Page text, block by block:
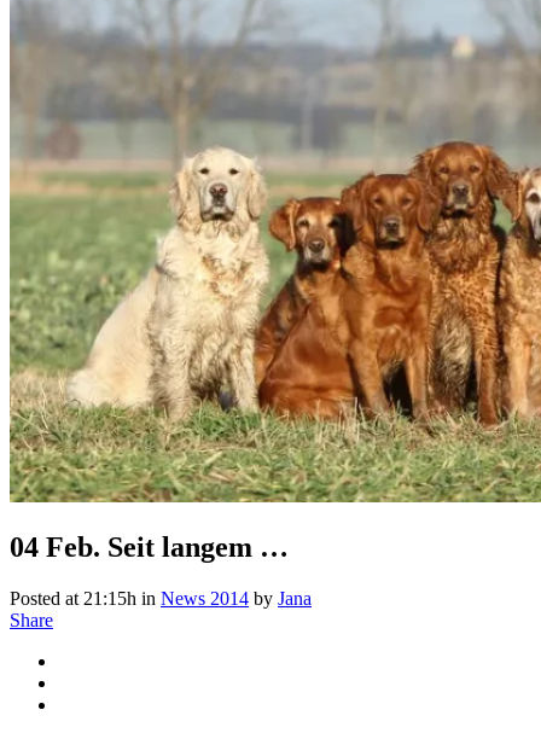
04 Feb. Seit langem …
Posted at 21:15h in News 2014 by Jana
Share